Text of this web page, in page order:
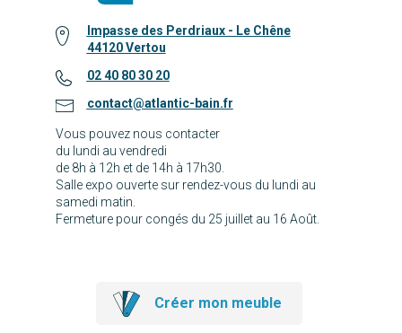
Impasse des Perdriaux - Le Chêne
44120 Vertou
02 40 80 30 20
contact@atlantic-bain.fr
Vous pouvez nous contacter
du lundi au vendredi
de 8h à 12h et de 14h à 17h30.
Salle expo ouverte sur rendez-vous du lundi au
samedi matin.
Fermeture pour congés du 25 juillet au 16 Août.
Créer mon meuble